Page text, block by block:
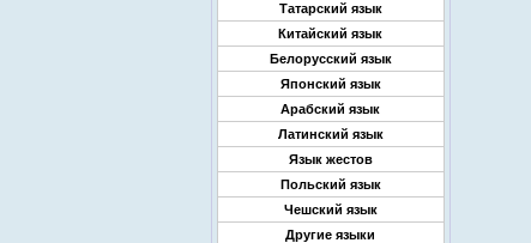
Татарский язык
Китайский язык
Белорусский язык
Японский язык
Арабский язык
Латинский язык
Язык жестов
Польский язык
Чешский язык
Другие языки